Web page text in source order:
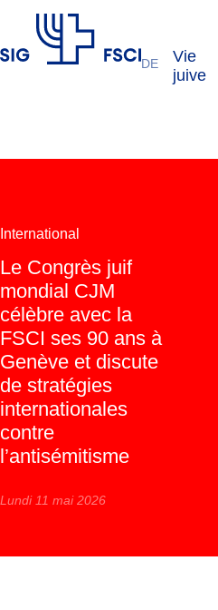
DE
Vie
juive
International
Le Congrès juif
mondial CJM
célèbre avec la
FSCI ses 90 ans à
Genève et discute
de stratégies
internationales
contre
l’antisémitisme
Lundi 11 mai 2026